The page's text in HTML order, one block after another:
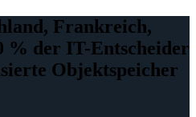
Frankreich,
% der IT-Entscheider
Objektspeicher